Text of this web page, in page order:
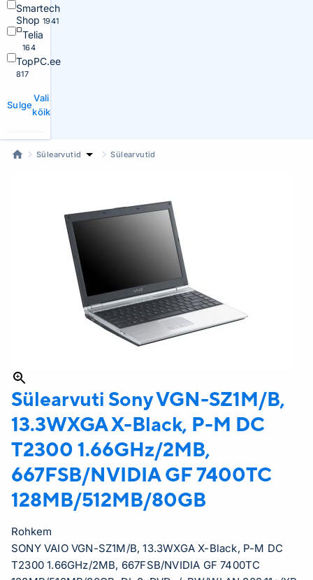
Smartech
Shop 1941
Telia
164
TopPC.ee
817
Sulge
Vali
kõik
Sülearvutid Sülearvutid
Sülearvuti SonyVGN-SZ1M/B,
13.3WXGA X-Black, P-M DC
T2300 1.66GHz/2MB,
667FSB/NVIDIA GF 7400TC
128MB/512MB/80GB
Rohkem
SONY VAIO VGN-SZ1M/B, 13.3WXGA X-Black, P-M DC
T2300 1.66GHz/2MB, 667FSB/NVIDIA GF 7400TC